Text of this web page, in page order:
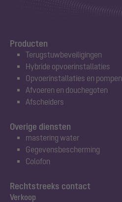
Producten
Terugstuwbeveiligingen
Hybride opvoerinstallaties
Opvoerinstallaties en pompen
Afvoeren en douchegoten
Afscheiders
Rechtstreeks contact
Verkoop
Overige diensten
mastering water
Gegevensbescherming
Colofon